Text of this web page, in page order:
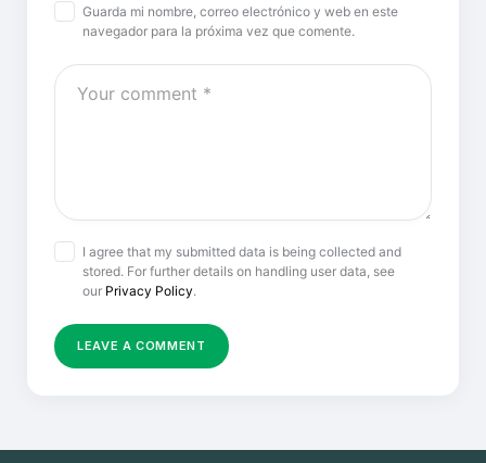
Guarda mi nombre, correo electrónico y web en este
navegador para la próxima vez que comente.
I agree that my submitted data is being collected and
stored. For further details on handling user data, see
our Privacy Policy.